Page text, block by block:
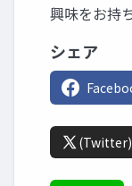
興味をお持
シェア
(Twitter)